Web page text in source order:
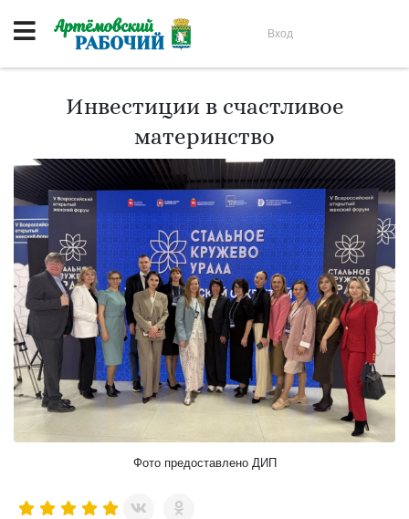
Вход
Инвестиции в счастливое
материнство
Фото предоставлено ДИП